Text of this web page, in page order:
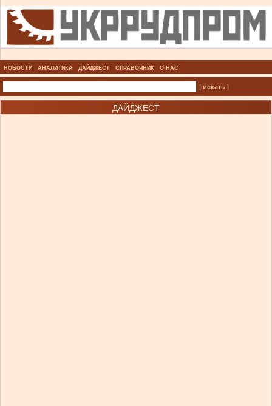
НОВОСТИ АНАЛИТИКА ДАЙДЖЕСТ СПРАВОЧНИК О НАС
| искать |
ДАЙДЖЕСТ